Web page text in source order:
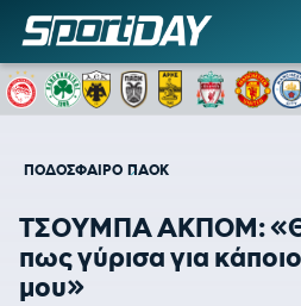
ΠΟΔΟΣΦΑΙΡΟ ΠΑΟΚ
ΤΣΟΥΜΠΑ ΑΚΠΟΜ:
πως γύρισα για
μου»